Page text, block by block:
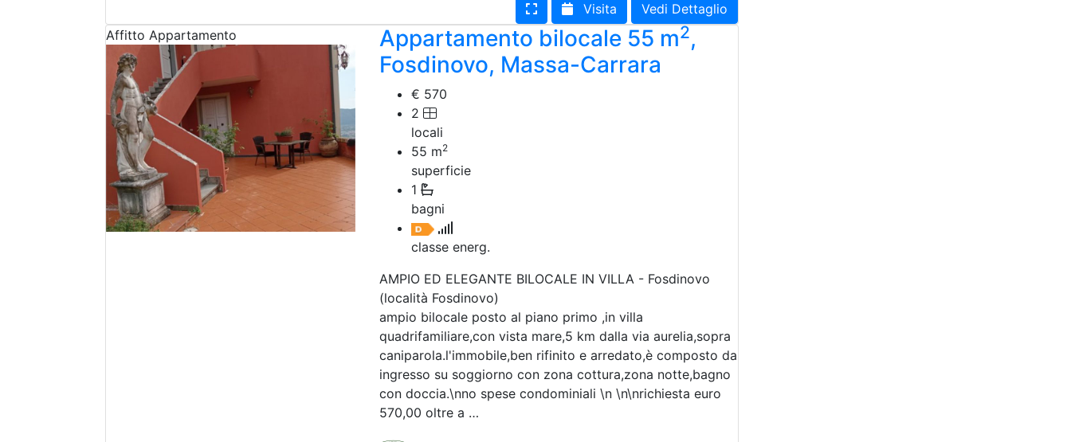
Visita
Vedi Dettaglio
Affitto Appartamento Appartamento bilocale 55 m2,
Fosdinovo, Massa-Carrara
€ 570
2
locali
55 m2
superficie
1
bagni
classe energ.
AMPIO ED ELEGANTE BILOCALE IN VILLA - Fosdinovo
(località Fosdinovo)
ampio bilocale posto al piano primo ,in villa
quadrifamiliare,con vista mare,5 km dalla via aurelia,sopra
caniparola.l'immobile,ben rifinito e arredato,è composto da
ingresso su soggiorno con zona cottura,zona notte,bagno
con doccia.\nno spese condominiali \n \n\nrichiesta euro
570,00 oltre a …